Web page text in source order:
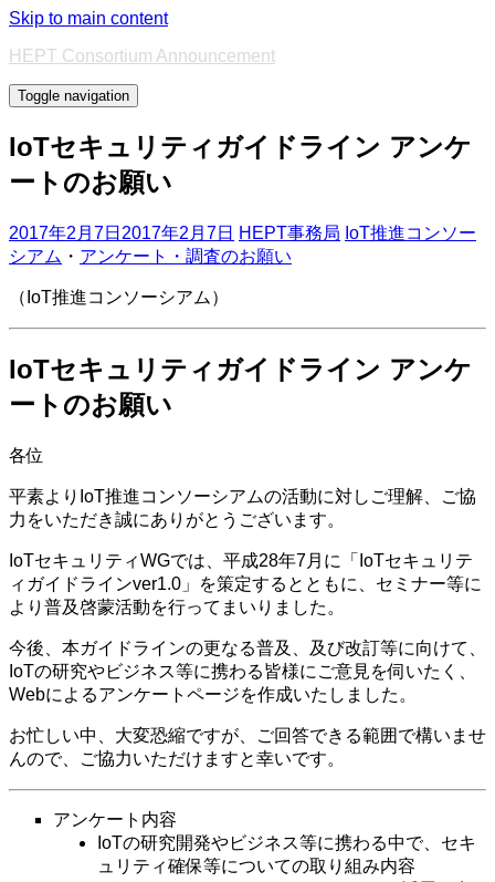
Skip to main content
HEPT Consortium Announcement
Toggle navigation
IoTセキュリティガイドライン アンケ
ートのお願い
2017年2月7日 2017年2月7日 HEPT事務局 IoT推進コンソー
シアム ・ アンケート・調査のお願い
（IoT推進コンソーシアム）
IoTセキュリティガイドライン アンケ
ートのお願い
各位
平素よりIoT推進コンソーシアムの活動に対しご理解、ご協
力をいただき誠にありがとうございます。
IoTセキュリティWGでは、平成28年7月に「IoTセキュリテ
ィガイドラインver1.0」を策定するとともに、セミナー等に
より普及啓蒙活動を行ってまいりました。
今後、本ガイドラインの更なる普及、及び改訂等に向けて、
IoTの研究やビジネス等に携わる皆様にご意見を伺いたく、
Webによるアンケートページを作成いたしました。
お忙しい中、大変恐縮ですが、ご回答できる範囲で構いませ
んので、ご協力いただけますと幸いです。
アンケート内容
IoTの研究開発やビジネス等に携わる中で、セキ
ュリティ確保等についての取り組み内容